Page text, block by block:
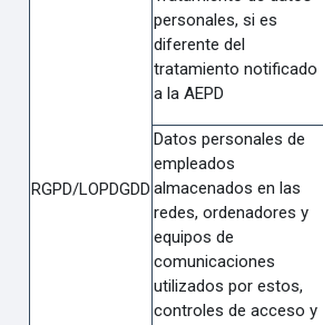
RGPD/LOPDGDD
personales, si es
diferente del
tratamiento notificado
a la AEPD
Datos personales de
empleados
almacenados en las
redes, ordenadores y
equipos de
comunicaciones
utilizados por estos,
controles de acceso y